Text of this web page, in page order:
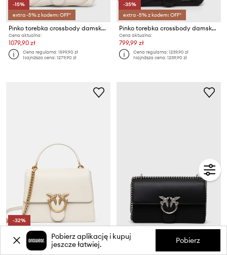
-15%
extra -5% z kodem: OFF*
Pinko torebka crossbody damska skórzana
Cena aktualna:
1079,90 zł
Cena regularna:1599,90 zł
Najniższa cena:1279,90 zł
-35%
extra -5% z kodem: OFF*
Pinko torebka crossbody damska skórzana
Cena aktualna:
799,99 zł
Cena regularna:1239,90 zł
Najniższa cena:1239,90 zł
-32%
extra -5% z kodem: OFF*
Cena aktualna:
Pinko torebka skórzana
Pobierz aplikację i kupuj
jeszcze łatwiej.
Pobierz